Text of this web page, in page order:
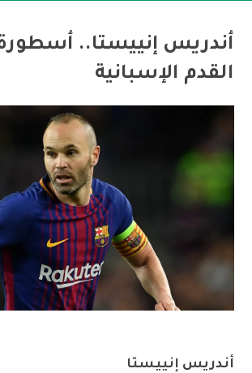
أندريس إنييستا..
القدم الإسبانية
أندريس إنييستا